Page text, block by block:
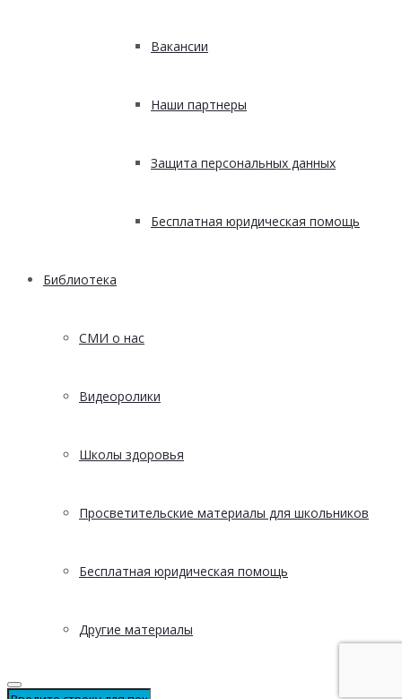
Вакансии
Наши партнеры
Защита персональных данных
Бесплатная юридическая помощь
Библиотека
СМИ о нас
Видеоролики
Школы здоровья
Просветительские материалы для школьников
Бесплатная юридическая помощь
Другие материалы